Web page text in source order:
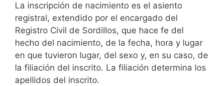
La inscripción de nacimiento es el asiento
registral, extendido por el encargado del
Registro Civil de Sordillos, que hace fe del
hecho del nacimiento, de la fecha, hora y lugar
en que tuvieron lugar, del sexo y, en su caso, de
la filiación del inscrito. La filiación determina los
apellidos del inscrito.